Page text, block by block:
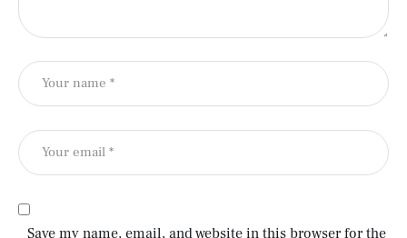
Save my name, email, and website in this browser for the